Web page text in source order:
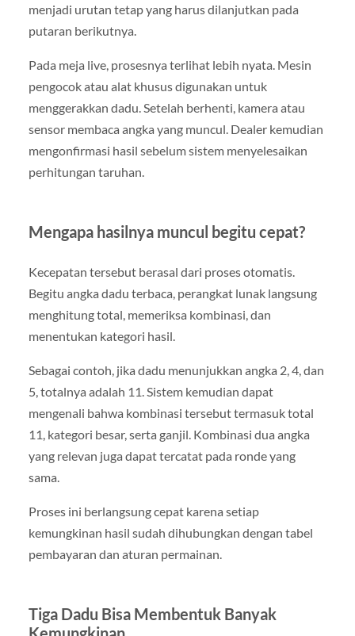
menjadi urutan tetap yang harus dilanjutkan pada
putaran berikutnya.
Pada meja live, prosesnya terlihat lebih nyata. Mesin
pengocok atau alat khusus digunakan untuk
menggerakkan dadu. Setelah berhenti, kamera atau
sensor membaca angka yang muncul. Dealer kemudian
mengonfirmasi hasil sebelum sistem menyelesaikan
perhitungan taruhan.
Mengapa hasilnya muncul begitu cepat?
Kecepatan tersebut berasal dari proses otomatis.
Begitu angka dadu terbaca, perangkat lunak langsung
menghitung total, memeriksa kombinasi, dan
menentukan kategori hasil.
Sebagai contoh, jika dadu menunjukkan angka 2, 4, dan
5, totalnya adalah 11. Sistem kemudian dapat
mengenali bahwa kombinasi tersebut termasuk total
11, kategori besar, serta ganjil. Kombinasi dua angka
yang relevan juga dapat tercatat pada ronde yang
sama.
Proses ini berlangsung cepat karena setiap
kemungkinan hasil sudah dihubungkan dengan tabel
pembayaran dan aturan permainan.
Tiga Dadu Bisa Membentuk Banyak